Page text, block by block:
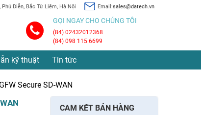
Phú Diễn, Bắc Từ Liêm, Hà Nội Email:sales@datech.vn
GỌI NGAY CHO CHÚNG TÔI
(84) 02432012368
(84) 098 115 6699
kỹ thuật Tin tức
Secure SD-WAN
CAM KẾT BÁN HÀNG